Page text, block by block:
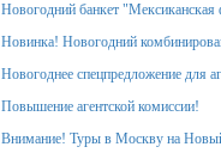
Новогодний банкет
Новинка! Новогодний
Новогоднее спецпредложение для
Повышение агентской комиссии!
Внимание! Туры в Москву на